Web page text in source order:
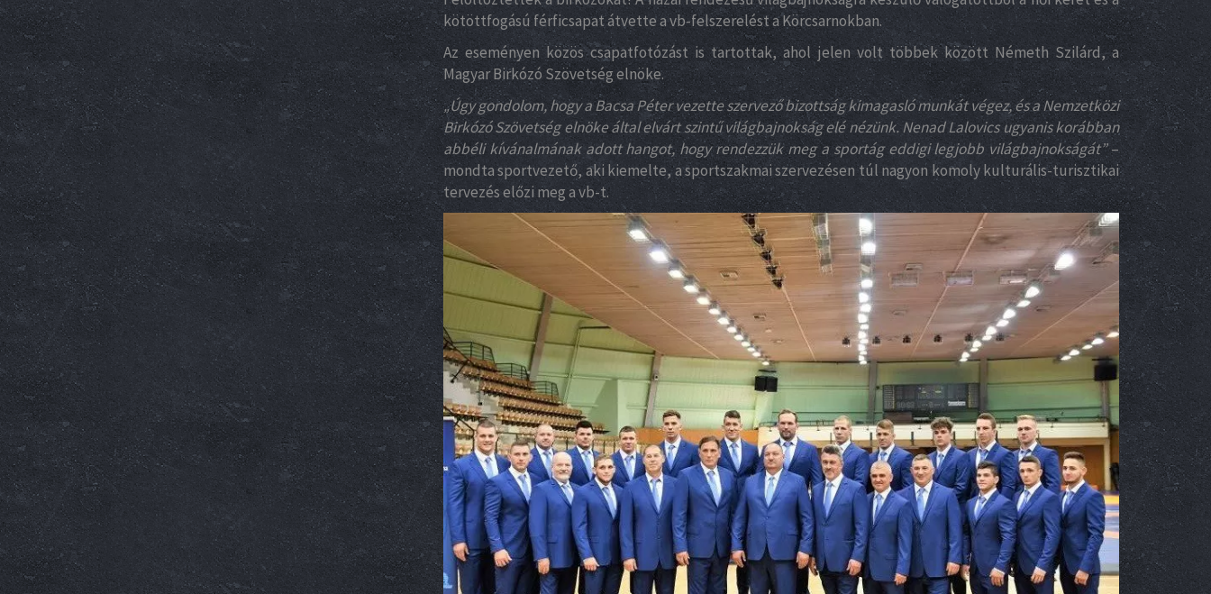
kötöttfogású férficsapat átvette a vb-felszerelést a Körcsarnokban.
Az eseményen közös csapatfotózást is tartottak, ahol jelen volt többek között Németh Szilárd, a
Magyar Birkózó Szövetség elnöke.
„Úgy gondolom, hogy a Bacsa Péter vezette szervező bizottság kimagasló munkát végez, és a Nemzetközi
Birkózó Szövetség elnöke által elvárt szintű világbajnokság elé nézünk. Nenad Lalovics ugyanis korábban
abbéli kívánalmának adott hangot, hogy rendezzük meg a sportág eddigi legjobb világbajnokságát”–
mondta sportvezető, aki kiemelte, a sportszakmai szervezésen túl nagyon komoly kulturális-turisztikai
tervezés előzi meg a vb-t.